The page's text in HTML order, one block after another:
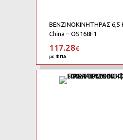
ΒΕΝΖΙΝΟΚΙΝΗΤΗΡΑΣ 6,5
China – OS168F1
117.28€
με ΦΠΑ